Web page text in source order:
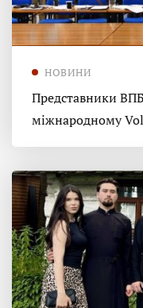
НОВИНИ
Представники
міжнародному